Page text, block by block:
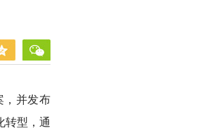
，并发布
转型，通